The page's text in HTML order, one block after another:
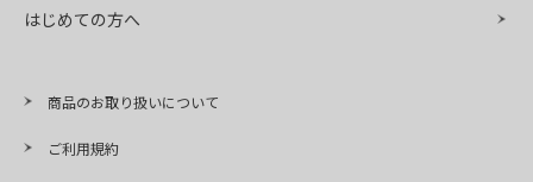
はじめての方へ
商品のお取り扱いについて
ご利用規約